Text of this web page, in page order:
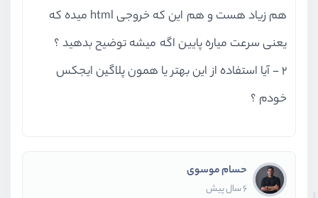
هم زیاد هست و هم این که خروجی html میده که
یعنی سرعت میاره پایین اگه میشه توضیح بدهید ؟
2 - آیا استفاده از این بهتر یا همون پلاگین ایجکس
خودم ؟
حسام موسوی
6 سال پیش